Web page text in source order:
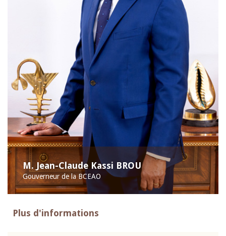
M. Jean-Claude Kassi BROU
Gouverneur de la BCEAO
Plus d'informations